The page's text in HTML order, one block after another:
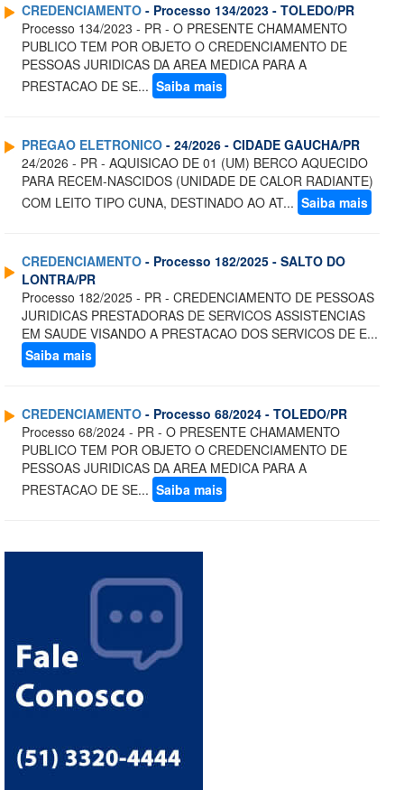
CREDENCIAMENTO - Processo 134/2023 - TOLEDO/PR
Processo 134/2023 - PR - O PRESENTE CHAMAMENTO
PUBLICO TEM POR OBJETO O CREDENCIAMENTO DE
PESSOAS JURIDICAS DA AREA MEDICA PARA A
PRESTACAO DE SE... Saiba mais
PREGAO ELETRONICO - 24/2026 - CIDADE GAUCHA/PR
24/2026 - PR - AQUISICAO DE 01 (UM) BERCO AQUECIDO
PARA RECEM-NASCIDOS (UNIDADE DE CALOR RADIANTE)
COM LEITO TIPO CUNA, DESTINADO AO AT... Saiba mais
CREDENCIAMENTO - Processo 182/2025 - SALTO DO
LONTRA/PR
Processo 182/2025 - PR - CREDENCIAMENTO DE PESSOAS
JURIDICAS PRESTADORAS DE SERVICOS ASSISTENCIAS
EM SAUDE VISANDO A PRESTACAO DOS SERVICOS DE E...
Saiba mais
CREDENCIAMENTO - Processo 68/2024 - TOLEDO/PR
Processo 68/2024 - PR - O PRESENTE CHAMAMENTO
PUBLICO TEM POR OBJETO O CREDENCIAMENTO DE
PESSOAS JURIDICAS DA AREA MEDICA PARA A
PRESTACAO DE SE... Saiba mais